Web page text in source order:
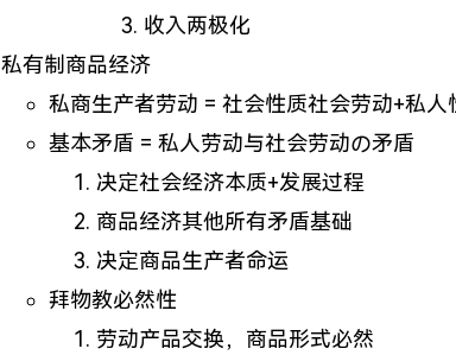
收入两极化
私有制商品经济
私商生产者劳动 = 社会性质社会劳动+私人
基本矛盾 = 私人劳动与社会劳动の矛盾
决定社会经济本质+发展过程
商品经济其他所有矛盾基础
决定商品生产者命运
拜物教必然性
劳动产品交换，商品形式必然